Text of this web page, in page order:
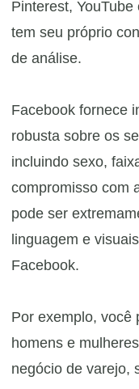
Pinterest,
tem seu próprio
de análise.
Facebook fornece
robusta sobre os
incluindo sexo,
compromisso com
pode ser
linguagem e
Facebook.
Por exemplo, você
homens e
negócio de varejo,